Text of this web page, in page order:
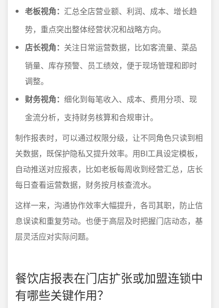
老板视角： 汇总全店营业额、利润、成本、增长趋
势，重点突出整体经营状况和战略方向。
店长视角： 关注日常运营数据，比如客流量、菜品
销量、库存预警、员工绩效，便于现场管理和即时
调整。
财务视角： 细化到每笔收入、成本、费用分项、现
金流分析，支持财务核算和合规审计。
制作报表时，可以通过权限分级，让不同角色只读到相
关数据，既保护隐私又提升效率。用BI工具设定模板，
自动推送对应报表，比如老板每周收到经营汇总，店长
每日查看运营数据，财务按月核查流水。
这样一来，沟通协作效率大幅提升，各司其职，防止信
息误读和重复劳动。也便于高层及时把握门店动态，基
层灵活应对实际问题。
餐饮店报表在门店扩张或加盟连锁中
有哪些关键作用？